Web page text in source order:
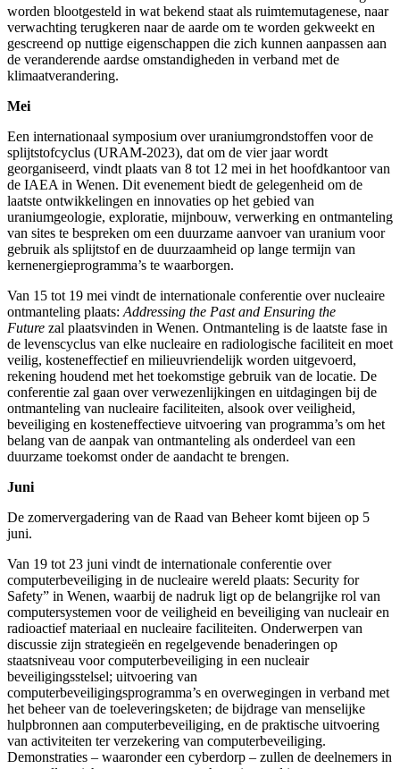
worden blootgesteld in wat bekend staat als ruimtemutagenese, naar
verwachting terugkeren naar de aarde om te worden gekweekt en
gescreend op nuttige eigenschappen die zich kunnen aanpassen aan
de veranderende aardse omstandigheden in verband met de
klimaatverandering.
Mei
Een internationaal symposium over uraniumgrondstoffen voor de
splijtstofcyclus (URAM-2023), dat om de vier jaar wordt
georganiseerd, vindt plaats van 8 tot 12 mei in het hoofdkantoor van
de IAEA in Wenen. Dit evenement biedt de gelegenheid om de
laatste ontwikkelingen en innovaties op het gebied van
uraniumgeologie, exploratie, mijnbouw, verwerking en ontmanteling
van sites te bespreken om een duurzame aanvoer van uranium voor
gebruik als splijtstof en de duurzaamheid op lange termijn van
kernenergieprogramma’s te waarborgen.
Van 15 tot 19 mei vindt de internationale conferentie over nucleaire
ontmanteling plaats: Addressing the Past and Ensuring the
Future zal plaatsvinden in Wenen. Ontmanteling is de laatste fase in
de levenscyclus van elke nucleaire en radiologische faciliteit en moet
veilig, kosteneffectief en milieuvriendelijk worden uitgevoerd,
rekening houdend met het toekomstige gebruik van de locatie. De
conferentie zal gaan over verwezenlijkingen en uitdagingen bij de
ontmanteling van nucleaire faciliteiten, alsook over veiligheid,
beveiliging en kosteneffectieve uitvoering van programma’s om het
belang van de aanpak van ontmanteling als onderdeel van een
duurzame toekomst onder de aandacht te brengen.
Juni
De zomervergadering van de Raad van Beheer komt bijeen op 5
juni.
Van 19 tot 23 juni vindt de internationale conferentie over
computerbeveiliging in de nucleaire wereld plaats: Security for
Safety” in Wenen, waarbij de nadruk ligt op de belangrijke rol van
computersystemen voor de veiligheid en beveiliging van nucleair en
radioactief materiaal en nucleaire faciliteiten. Onderwerpen van
discussie zijn strategieën en regelgevende benaderingen op
staatsniveau voor computerbeveiliging in een nucleair
beveiligingsstelsel; uitvoering van
computerbeveiligingsprogramma’s en overwegingen in verband met
het beheer van de toeleveringsketen; de bijdrage van menselijke
hulpbronnen aan computerbeveiliging, en de praktische uitvoering
van activiteiten ter verzekering van computerbeveiliging.
Demonstraties – waaronder een cyberdorp – zullen de deelnemers in